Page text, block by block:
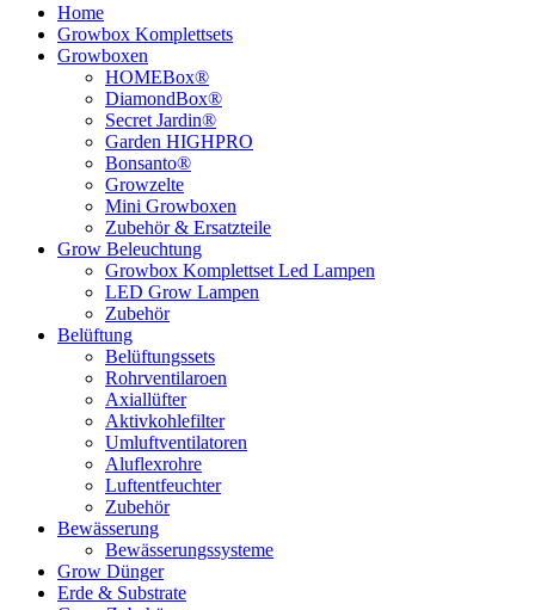
Home
Growbox Komplettsets
Growboxen
HOMEBox®
DiamondBox®
Secret Jardin®
Garden HIGHPRO
Bonsanto®
Growzelte
Mini Growboxen
Zubehör & Ersatzteile
Grow Beleuchtung
Growbox Komplettset Led Lampen
LED Grow Lampen
Zubehör
Belüftung
Belüftungssets
Rohrventilaroen
Axiallüfter
Aktivkohlefilter
Umluftventilatoren
Aluflexrohre
Luftentfeuchter
Zubehör
Bewässerung
Bewässerungssysteme
Grow Dünger
Erde & Substrate